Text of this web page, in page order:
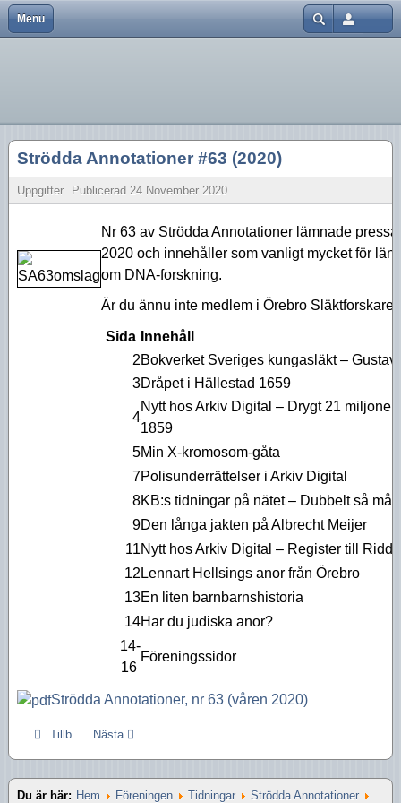
Menu Close
Föreningen
Föreningskalender
Bra länkar
Historik
Tidningar
Försäljning
Aktiviteter 2024
Aktiviteter 2023
Aktiviteter 2022
Aktiviteter 2021
Aktiviteter 2020
Aktiviteter 2019
Aktiviteter 2018
Aktiviteter 2017
Aktiviteter 2016
Aktiviteter 2015
Aktiviteter 2014
Aktiviteter 2013
Aktiviteter 2012
Aktiviteter 2011
Aktiviteter 2010
Kom ihåg mig
Glömt lösenord?
Glömt användarnamn?
Skapa inloggning
Strödda Annotationer #63 (2020)
Uppgifter Publicerad 24 November 2020
Nr 63 av Strödda Annotationer lämnade
2020 och innehåller som vanligt mycket för
om DNA-forskning.
Är du ännu inte medlem i Örebro
Sida Innehåll
2Bokverket Sveriges kungasläkt –
3Dråpet i Hällestad 1659
4
Nytt hos Arkiv Digital – Drygt 21
1859
5Min X-kromosom-gåta
7Polisunderrättelser i Arkiv Digital
8KB:s tidningar på nätet – Dubbelt så
9Den långa jakten på Albrecht Meijer
11Nytt hos Arkiv Digital – Register till
12 Lennart Hellsings anor från Örebro
13En liten barnbarnshistoria
14Har du judiska anor?
14-
16
Föreningssidor
Strödda Annotationer, nr 63 (våren 2020)
Tillb Nästa
Du är här: Hem Föreningen Tidningar Strödda Annotationer